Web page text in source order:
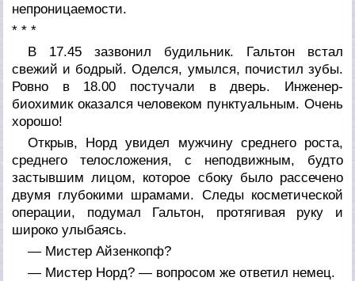
непроницаемости.
* * *
В 17.45 зазвонил будильник. Гальтон встал
свежий и бодрый. Оделся, умылся, почистил зубы.
Ровно в 18.00 постучали в дверь. Инженер-
биохимик оказался человеком пунктуальным. Очень
хорошо!
Открыв, Норд увидел мужчину среднего роста,
среднего телосложения, с неподвижным, будто
застывшим лицом, которое сбоку было рассечено
двумя глубокими шрамами. Следы косметической
операции, подумал Гальтон, протягивая руку и
широко улыбаясь.
— Мистер Айзенкопф?
— Мистер Норд? — вопросом же ответил немец.